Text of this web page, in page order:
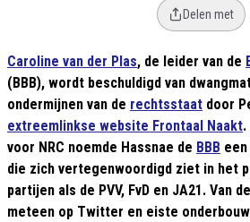
Delen met
Caroline van der Plas, de leider van de
(BBB), wordt beschuldigd van
ondermijnen van de rechtsstaat door
extreemlinkse website Frontaal Naakt
voor NRC noemde Hassnae de BBB
die zich vertegenwoordigd ziet in het
partijen als de PVV, FvD en JA21. Van
meteen op Twitter en eiste